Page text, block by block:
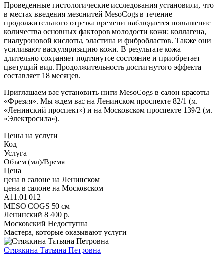
Проведенные гистологические исследования установили, что
в местах введения мезонитей MesoCogs в течение
продолжительного отрезка времени наблюдается повышение
количества основных факторов молодости кожи: коллагена,
гиалуроновой кислоты, эластина и фибробластов. Также они
усиливают васкуляризацию кожи. В результате кожа
длительно сохраняет подтянутое состояние и приобретает
цветущий вид. Продолжительность достигнутого эффекта
составляет 18 месяцев.
Приглашаем вас установить нити MesoCogs в салон красоты
«Фрезия». Мы ждем вас на Ленинском проспекте 82/1 (м.
«Ленинский проспект») и на Московском проспекте 139/2 (м.
«Электросила»).
Цены на услуги
Код
Услуга
Объем (мл)/Время
Цена
цена в салоне на Ленинском
цена в салоне на Московском
A11.01.012
MESO COGS 50 см
Ленинский 8 400 р.
Московский Недоступна
Мастера, которые оказывают услуги
Стяжкина Татьяна Петровна